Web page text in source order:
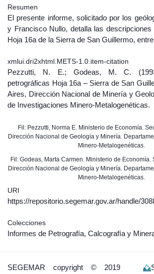
Resumen
El presente informe, solicitado por los
y Francisco Nullo, detalla las descripciones
Hoja 16a de la Sierra de San Guillermo,
xmlui.dri2xhtml.METS-1.0.item-citation
Pezzutti, N. E.; Godeas, M. C.
petrográficas Hoja 16a – Sierra de San
Aires, Dirección Nacional de Minería y
de Investigaciones Minero-Metalogenéticas.
Fil: Pezzutti, Norma E. Ministerio de Economía.
Dirección Nacional de Geología y Minería.
Minero-Metalogenéticas.
Fil: Godeas, Marta Carmen. Ministerio de Economía.
Dirección Nacional de Geología y Minería.
Minero-Metalogenéticas.
URI
https://repositorio.segemar.gov.ar/handle/
Colecciones
Informes de Petrografía, Calcografía y
SEGEMAR copyright © 2019